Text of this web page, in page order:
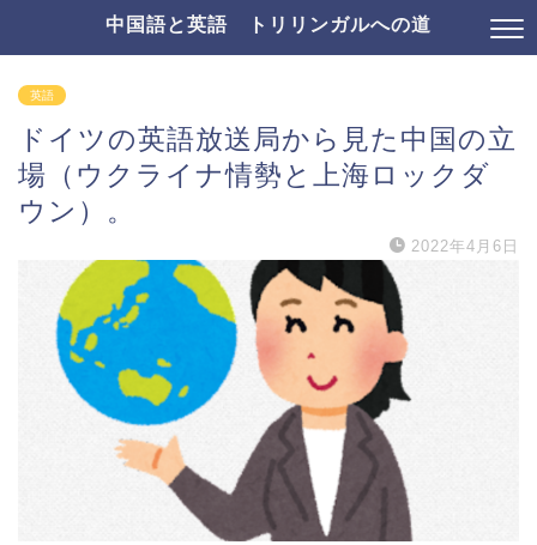
中国語と英語 トリリンガルへの道
英語
ドイツの英語放送局から見た中国の立
場（ウクライナ情勢と上海ロックダ
ウン）。
2022年4月6日